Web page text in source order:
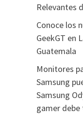
Relevantes
Conoce los
GeekGT en
Guatemala
Monitores
Samsung
Samsung
gamer debe